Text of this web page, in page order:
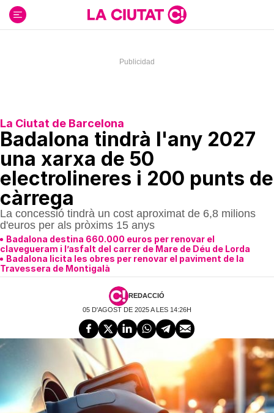
contenido
La Ciutat de Barcelona
Badalona tindrà l'any 2027
una xarxa de 50
electrolineres i 200 punts de
càrrega
La concessió tindrà un cost aproximat de 6,8 milions
d'euros per als pròxims 15 anys
Badalona destina 660.000 euros per renovar el
clavegueram i l’asfalt del carrer de Mare de Déu de Lorda
Badalona licita les obres per renovar el paviment de la
Travessera de Montigalà
REDACCIÓ
05 D'AGOST DE 2025 A LES 14:26H